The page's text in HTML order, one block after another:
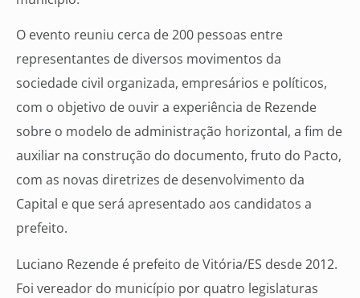
O evento reuniu cerca de 200 pessoas entre
representantes de diversos movimentos da
sociedade civil organizada, empresários e políticos,
com o objetivo de ouvir a experiência de Rezende
sobre o modelo de administração horizontal, a fim de
auxiliar na construção do documento, fruto do Pacto,
com as novas diretrizes de desenvolvimento da
Capital e que será apresentado aos candidatos a
prefeito.
Luciano Rezende é prefeito de Vitória/ES desde 2012.
Foi vereador do município por quatro legislaturas